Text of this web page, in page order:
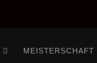
MEISTERSCHAFT